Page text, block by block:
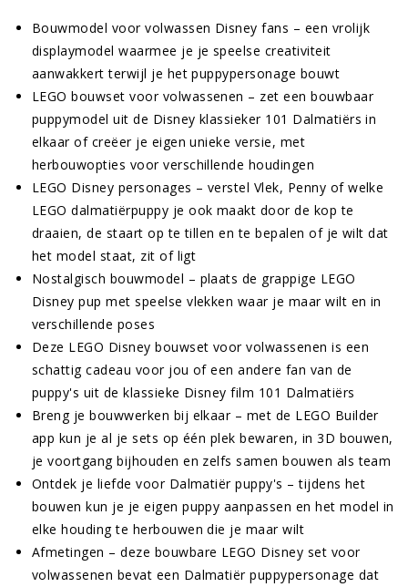
Bouwmodel voor volwassen Disney fans – een vrolijk
displaymodel waarmee je je speelse creativiteit
aanwakkert terwijl je het puppypersonage bouwt
LEGO bouwset voor volwassenen – zet een bouwbaar
puppymodel uit de Disney klassieker 101 Dalmatiërs in
elkaar of creëer je eigen unieke versie, met
herbouwopties voor verschillende houdingen
LEGO Disney personages – verstel Vlek, Penny of welke
LEGO dalmatiërpuppy je ook maakt door de kop te
draaien, de staart op te tillen en te bepalen of je wilt dat
het model staat, zit of ligt
Nostalgisch bouwmodel – plaats de grappige LEGO
Disney pup met speelse vlekken waar je maar wilt en in
verschillende poses
Deze LEGO Disney bouwset voor volwassenen is een
schattig cadeau voor jou of een andere fan van de
puppy's uit de klassieke Disney film 101 Dalmatiërs
Breng je bouwwerken bij elkaar – met de LEGO Builder
app kun je al je sets op één plek bewaren, in 3D bouwen,
je voortgang bijhouden en zelfs samen bouwen als team
Ontdek je liefde voor Dalmatiër puppy's – tijdens het
bouwen kun je je eigen puppy aanpassen en het model in
elke houding te herbouwen die je maar wilt
Afmetingen – deze bouwbare LEGO Disney set voor
volwassenen bevat een Dalmatiër puppypersonage dat